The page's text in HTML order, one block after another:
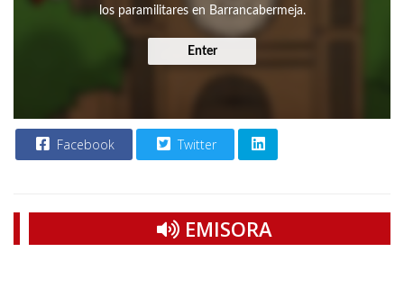
los paramilitares en Barrancabermeja.
Enter
Facebook Twitter
EMISORA